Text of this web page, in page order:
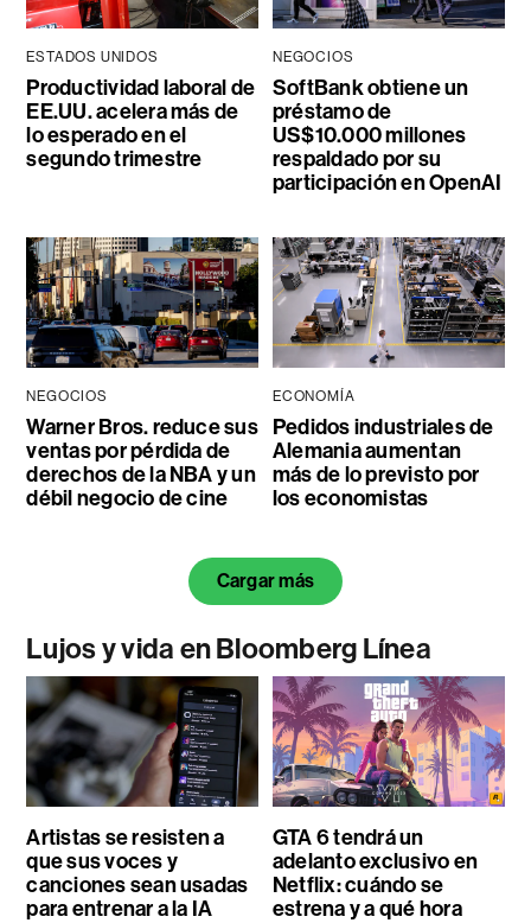
ESTADOS UNIDOS
Productividad laboral de
EE.UU. acelera más de
lo esperado en el
segundo trimestre
NEGOCIOS
SoftBank obtiene un
préstamo de
US$10.000 millones
respaldado por su
participación en OpenAI
NEGOCIOS
Warner Bros. reduce sus
ventas por pérdida de
derechos de la NBA y un
débil negocio de cine
ECONOMÍA
Pedidos industriales de
Alemania aumentan
más de lo previsto por
los economistas
Cargar más
Lujos y vida en Bloomberg Línea
Artistas se resisten a
que sus voces y
canciones sean usadas
para entrenar a la IA
GTA 6 tendrá un
adelanto exclusivo en
Netflix: cuándo se
estrena y a qué hora